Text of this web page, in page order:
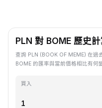
PLN 對 BOME 歷史
查詢 PLN (BOOK OF MEME) 在過
BOME 的匯率與當前價格相比有何
買入